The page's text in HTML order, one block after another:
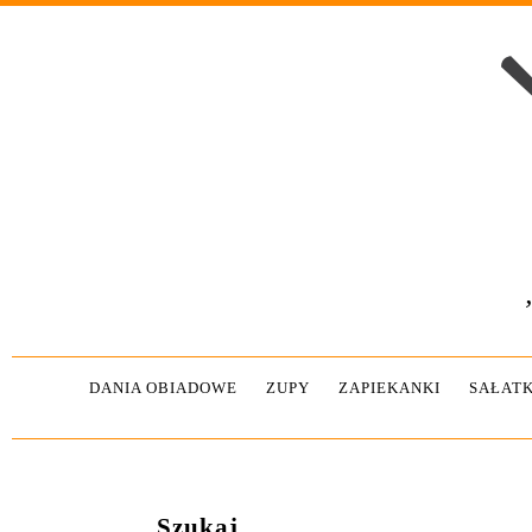
DANIA OBIADOWE ZUPY ZAPIEKANKI